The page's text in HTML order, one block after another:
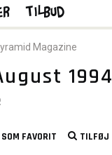
Magazine
1994
FAVORIT
TILFØJ
Tilbud